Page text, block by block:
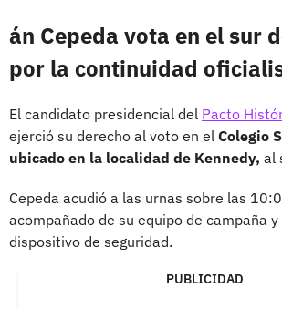
án Cepeda vota en el sur
por la continuidad
El candidato presidencial del Pacto
ejerció su derecho al voto en el Colegio
ubicado en la localidad de Kennedy, al
Cepeda acudió a las urnas sobre las
acompañado de su equipo de campaña
dispositivo de seguridad.
PUBLICIDAD